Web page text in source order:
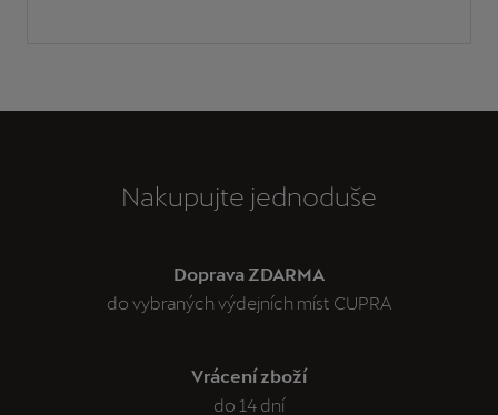
Nakupujte jednoduše
Doprava ZDARMA
do vybraných výdejních míst CUPRA
Vrácení zboží
do 14 dní